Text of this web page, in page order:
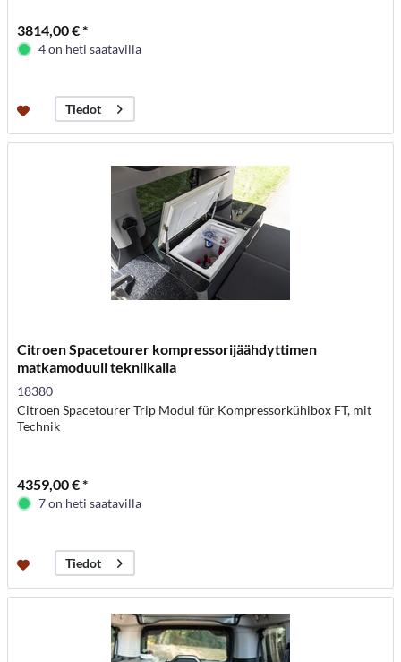
3814,00 € *
4 on heti saatavilla
Tiedot
Citroen Spacetourer kompressorijäähdyttimen
matkamoduuli tekniikalla
18380
Citroen Spacetourer Trip Modul für Kompressorkühlbox FT, mit
Technik
4359,00 € *
7 on heti saatavilla
Tiedot